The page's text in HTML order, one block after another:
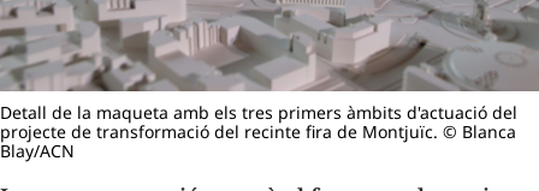
Detall de la maqueta amb els tres primers àmbits d'actuació del
projecte de transformació del recinte fira de Montjuïc. © Blanca
Blay/ACN